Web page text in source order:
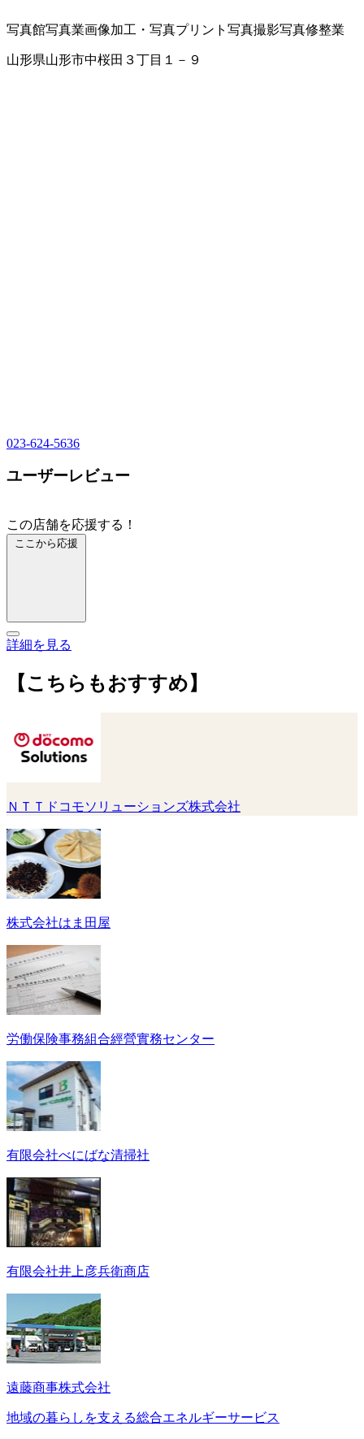
写真館写真業画像加工・写真プリント 写真撮影写真修整業
山形県山形市中桜田３丁目１－９
023-624-5636
ユーザーレビュー
この店舗を応援する！
ここから応援
詳細を見る
【こちらもおすすめ】
ＮＴＴドコモソリューションズ株式会社
株式会社はま田屋
労働保険事務組合經營實務センター
有限会社べにばな清掃社
有限会社井上彦兵衛商店
遠藤商事株式会社
地域の暮らしを支える総合エネルギーサービス